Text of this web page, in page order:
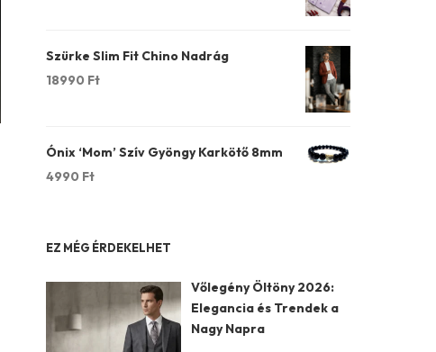
Szürke Slim Fit Chino Nadrág
18990 Ft
Ónix ‘Mom’ Szív Gyöngy Karkötő 8mm
4990 Ft
EZ MÉG ÉRDEKELHET
Vőlegény Öltöny 2026:
Elegancia és Trendek a
Nagy Napra